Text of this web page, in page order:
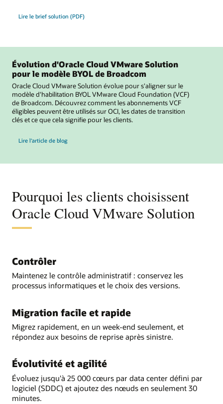
Lire le brief solution (PDF)
Évolution d'Oracle Cloud VMware Solution
pour le modèle BYOL de Broadcom
Oracle Cloud VMware Solution évolue pour s'aligner sur le
modèle d'habilitation BYOL VMware Cloud Foundation (VCF)
de Broadcom. Découvrez comment les abonnements VCF
éligibles peuvent être utilisés sur OCI, les dates de transition
clés et ce que cela signifie pour les clients.
Lire l'article de blog
Pourquoi les clients choisissent
Oracle Cloud VMware Solution
Contrôler
Maintenez le contrôle administratif : conservez les
processus informatiques et le choix des versions.
Migration facile et rapide
Migrez rapidement, en un week-end seulement, et
répondez aux besoins de reprise après sinistre.
Évolutivité et agilité
Évoluez jusqu'à 25 000 cœurs par data center défini par
logiciel (SDDC) et ajoutez des nœuds en seulement 30
minutes.